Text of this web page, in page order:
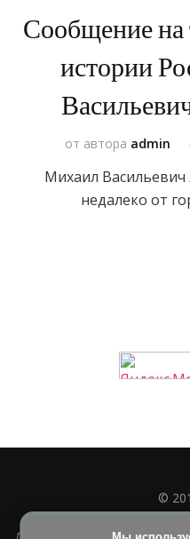
Сообщение
истории
от автора admin
Михаил
недалеко от
©
Полное или
допускается только при